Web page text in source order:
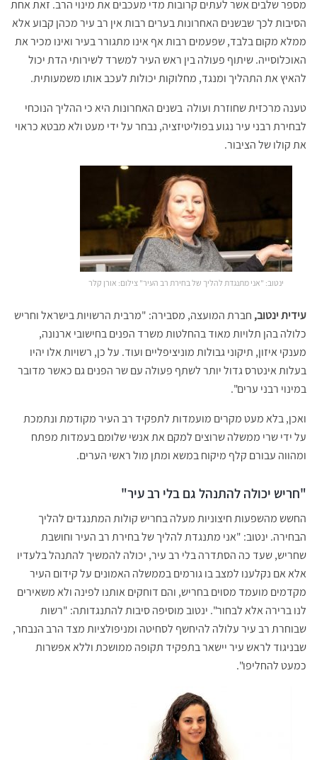
מספר שלבים אשר לעתים קרובות מדי מעכבים את מינוי הרב. זאת אחת
הסיבות לכך שבשנים האחרונות בערים רבות אין רב עיר מכהן קבוע אלא
ממלא מקום בלבד, שפעמים רבות אף אינו מתגורר בעיר ואינו מכיר את
האוכלוסייה. שיתוף פעולה בין ראש העיר למשרד לשירותי הדת יכול
להאיץ את התהליך ומנגד, מחלוקות יכולות לעכב אותו משמעותית.
טענה מרכזית שחוזרת ועולה בשנים האחרונות היא כי ההליך הנוכחי
לבחירת רבני עיר נגוע בפוליטיזציה, נבחר על ידי מעט ולא מבטא כראוי
את קולו של הציבור.
ינטוב: "אני מתנגדת להליך של בחירת רב העיר" צילום: אורן קלר
עידית ינטוב, חברת המועצה, מסבירה: "מרבית הרשויות בישראל וחריש
כלולה בהן תלויות מאוד בהחלטות משרד הפנים בחישובי ארנונה,
מענקי איזון, תיקוני גבולות מוניציפליים ועוד. על כן, רשויות אלו יהיו
בעלות אינטרס גדול יותר לשתף פעולה עם שר הפנים גם כאשר מדובר
במינוי רבני ערים".
ואכן, בלא מעט מקרים מועמדות לתפקיד רב העיר מקודמת ונתמכת
על ידי שרי ממשלה שרוצים למקם את אנשי שלומם בעמדות מפתח
ומהווה עבורם קלף מיקוח במשא ומתן מול ראשי הערים.
"חריש יכולה להתנהל גם בלי רב עיר"
החשש מהשפעות חיצוניות מעלה בחריש קולות המתנגדים להליך
הבחירה. ינטוב: "אני מתנגדת להליך של בחירת רב העיר וחושבת
שחריש, שעד כה הסתדרה בלי רב עיר, יכולה להמשיך להתנהל בלעדיו
אלא אם נקלענו למצב בו גורמים בממשלה האמונים על קידום העיר
מקדמים מועמד מסוים בחריש, והם דוחקים אותנו לפינה ולא משאירים
לנו ברירה אלא לבחור". ינטוב מוסיפה סיבות להתנגדותה: "רשות
שבוחרת רב עיר עלולה להיחשף לסחיטה ומניפולציות מצד הרב הנבחר,
שבניגוד לראש עיר יישאר בתפקיד תקופה ממושכת וללא אפשרות
כמעט להחליפו".